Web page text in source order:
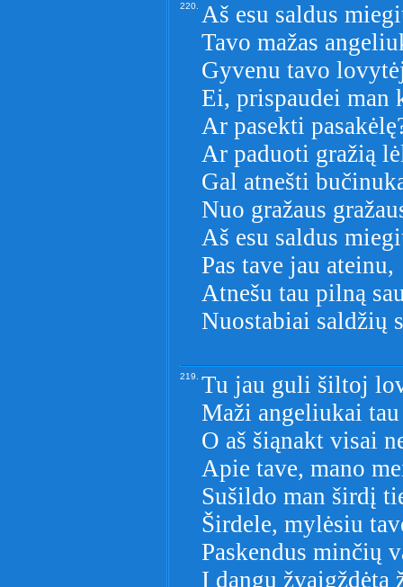
220. Aš esu saldus
Tavo mažas
Gyvenu tavo
Ei, prispaudei man
Ar pasekti
Ar paduoti gražią
Gal atnešti
Nuo gražaus
Aš esu saldus
Pas tave jau ateinu,
Atnešu tau pilną
Nuostabiai saldžių
219. Tu jau guli šiltoj
Maži angeliukai tau
O aš šiąnakt visai
Apie tave, mano
Sušildo man širdį
Širdele, mylėsiu
Paskendus minčių
Į dangų žvaigždėtą